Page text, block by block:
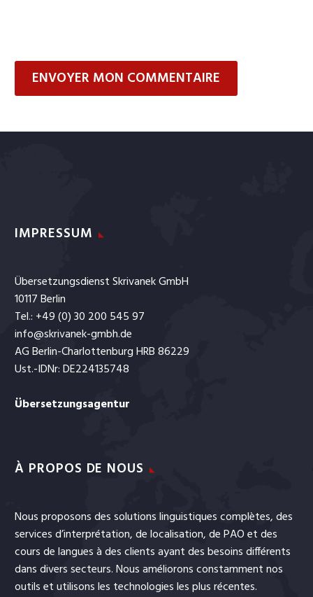
ENVOYER MON COMMENTAIRE
IMPRESSUM
Übersetzungsdienst Skrivanek GmbH
10117 Berlin
Tel.: +49 (0) 30 200 545 97
info@skrivanek-gmbh.de
AG Berlin-Charlottenburg HRB 86229
Ust.-IDNr: DE224135748
Übersetzungsagentur
À PROPOS DE NOUS
Nous proposons des solutions linguistiques complètes, des
servicesd’interprétation, delocalisation, dePAOetdes
cours de languesà des clients ayant des besoins différents
dans divers secteurs. Nous améliorons constamment nos
outils et utilisons les technologies les plus récentes.